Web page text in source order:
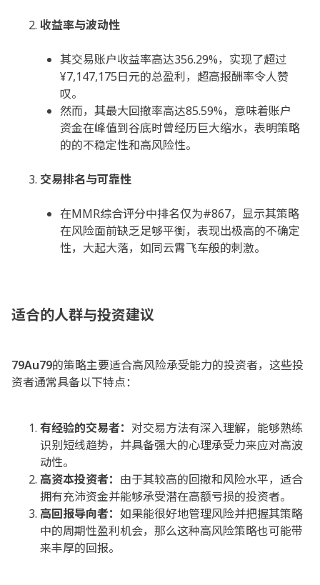
收益率与波动性
其交易账户收益率高达356.29%，实现了超过
¥7,147,175日元的总盈利，超高报酬率令人赞
叹。
然而，其最大回撤率高达85.59%，意味着账户
资金在峰值到谷底时曾经历巨大缩水，表明策略
的的不稳定性和高风险性。
交易排名与可靠性
在MMR综合评分中排名仅为#867，显示其策略
在风险面前缺乏足够平衡，表现出极高的不确定
性，大起大落，如同云霄飞车般的刺激。
适合的人群与投资建议
79Au79的策略主要适合高风险承受能力的投资者，这些投
资者通常具备以下特点：
有经验的交易者： 对交易方法有深入理解，能够熟练
识别短线趋势，并具备强大的心理承受力来应对高波
动性。
高资本投资者： 由于其较高的回撤和风险水平，适合
拥有充沛资金并能够承受潜在高额亏损的投资者。
高回报导向者： 如果能很好地管理风险并把握其策略
中的周期性盈利机会，那么这种高风险策略也可能带
来丰厚的回报。